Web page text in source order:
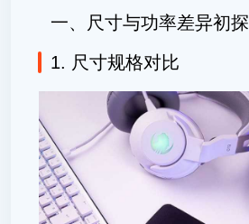
一、尺寸与功率差异初探
1. 尺寸规格对比